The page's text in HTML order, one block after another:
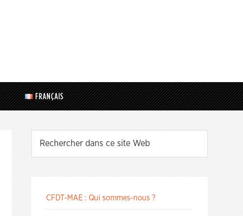
FRANÇAIS
CFDT-MAE : Qui sommes-nous ?